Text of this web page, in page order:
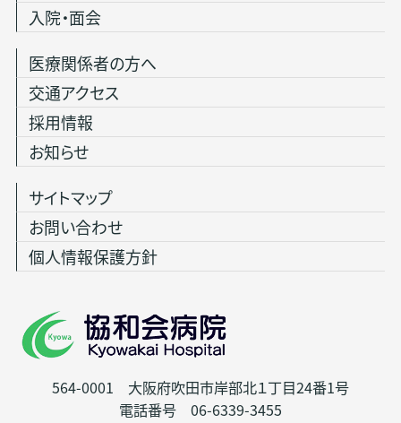
564-0001 大阪府吹田市岸部北１丁目24番1号
電話番号 06-6339-3455
入院・面会
医療関係者の方へ
交通アクセス
採用情報
お知らせ
サイトマップ
お問い合わせ
個人情報保護方針